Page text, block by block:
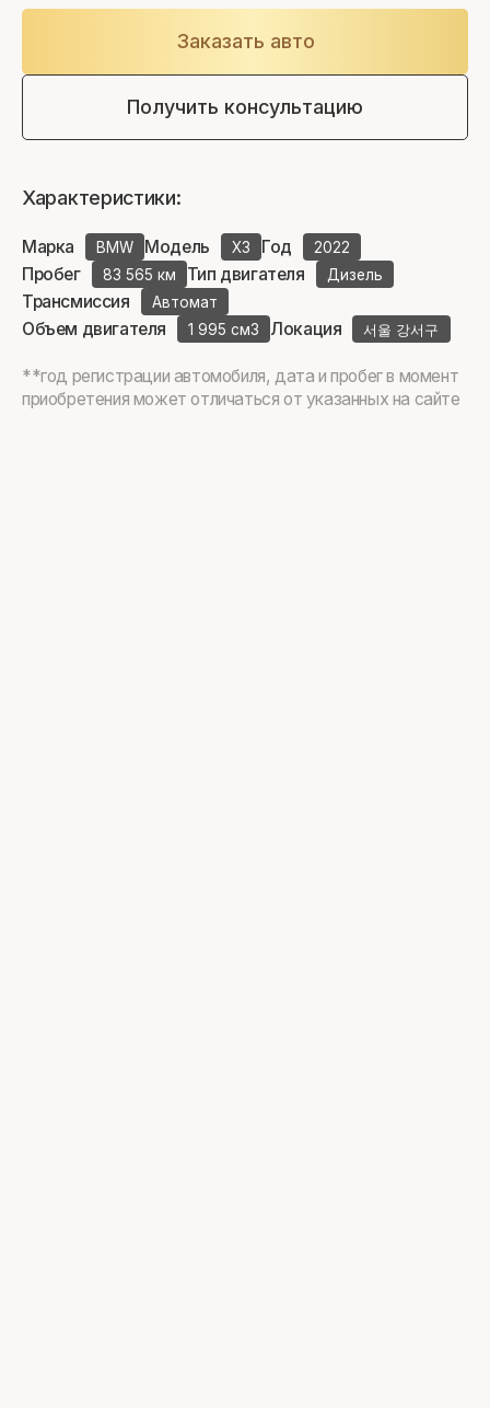
Заказать авто
Получить консультацию
Характеристики:
Марка BMW Модель X3 Год 2022
Пробег 83 565 км Тип двигателя Дизель
Трансмиссия Автомат
Объем двигателя 1 995 см3 Локация 서울 강서구
**год регистрации автомобиля, дата и пробег в момент
приобретения может отличаться от указанных на сайте